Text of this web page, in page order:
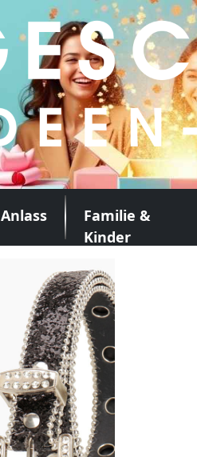
Anlass
Familie &
Kinder